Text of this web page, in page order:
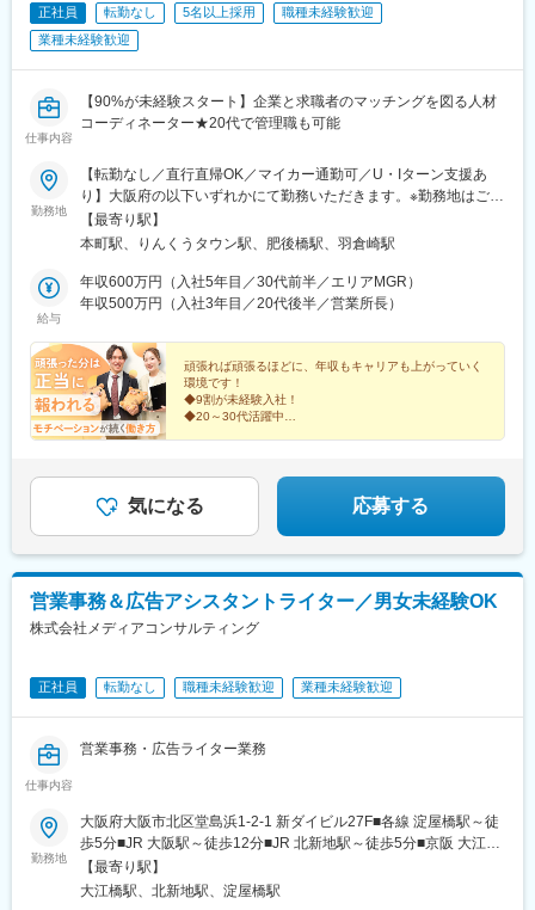
正社員 転勤なし 5名以上採用
職種未経験歓迎
業種未経験歓迎
仕事内容
【90%が未経験スタート】企業と求職者のマッチングを図る人材
コーディネーター★20代で管理職も可能
勤務地
【転勤なし／直行直帰OK／マイカー通勤可／U・Iターン支援あ
り】大阪府の以下いずれかにて勤務いただきます。※勤務地はご希
望を考慮し、決定いたします。■大阪営業所大阪府大阪市中央区本
町4-7-4 本町グラマシー3階└大阪メトロ「本町駅」から徒歩3分■
ビル9階└南海電鉄・JR西日本「りんくうタウン駅」より徒歩15
分※受動喫煙対策あり
【最寄り駅】
本町駅、りんくうタウン駅、肥後橋駅、羽倉崎駅
給与
年収600万円（入社5年目／30代前半／エリアMGR）
年収500万円（入社3年目／20代後半／営業所長）
頑張れば頑張るほどに、年収もキャリアも上がっていく
環境です！
◆9割が未経験入社！
◆20～30代活躍中
◆年休122日／土日祝休
気になる 応募する
営業事務＆広告アシスタントライター／男女未経験OK
株式会社メディアコンサルティング
正社員 転勤なし 職種未経験歓迎 業種未経験歓迎
仕事内容
営業事務・広告ライター業務
勤務地
大阪府大阪市北区堂島浜1-2-1 新ダイビル27F■各線 淀屋橋駅～徒
歩5分■JR 大阪駅～徒歩12分■JR 北新地駅～徒歩5分■京阪 大江橋
駅～徒歩2分 ■地下鉄 西梅田駅～徒歩6分※転勤なし
【最寄り駅】
大江橋駅、北新地駅、淀屋橋駅